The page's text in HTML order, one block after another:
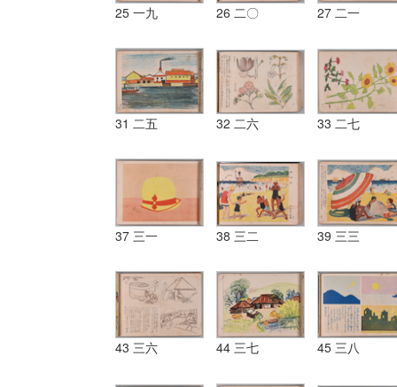
25 一九 26 二〇 27 二一
31 二五 32 二六 33 二七
37 三一 38 三二 39 三三
43 三六 44 三七 45 三八